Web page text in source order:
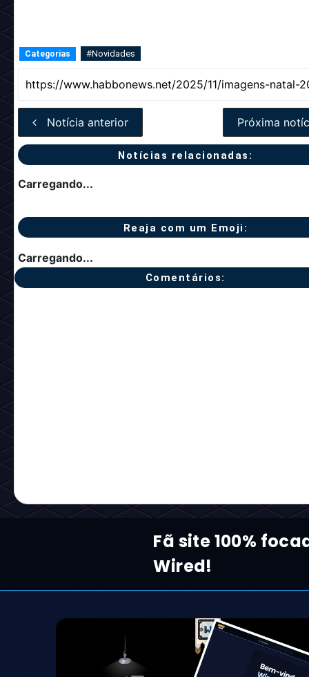
Categorias #Novidades
Notícia anterior Próxima
Notícias relacionadas:
Carregando...
Reaja com um Emoji:
Carregando...
Comentários:
Fã site 100%
Wired!